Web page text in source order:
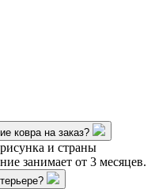
ковра на заказ?
и страны
занимает от 3 месяцев.